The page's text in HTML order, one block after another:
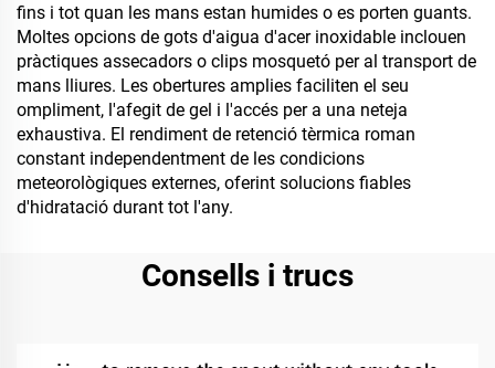
fins i tot quan les mans estan humides o es porten guants.
Moltes opcions de gots d'aigua d'acer inoxidable inclouen
pràctiques assecadors o clips mosquetó per al transport de
mans lliures. Les obertures amplies faciliten el seu
ompliment, l'afegit de gel i l'accés per a una neteja
exhaustiva. El rendiment de retenció tèrmica roman
constant independentment de les condicions
meteorològiques externes, oferint solucions fiables
d'hidratació durant tot l'any.
Consells i trucs